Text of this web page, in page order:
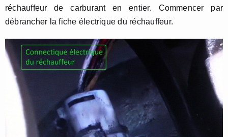
réchauffeur de carburant en entier. Commencer par
débrancher la fiche électrique du réchauffeur.